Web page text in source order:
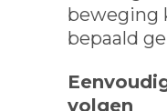
beweging
bepaald
volgen